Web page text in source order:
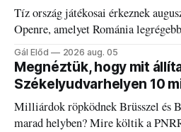
Tíz ország játékosai érkeznek
Openre, amelyet Románia
discgolfpályáján rendeznek meg.
Gál Előd 2026 aug. 05
Megnéztük, hogy mit
Székelyudvarhelyen 10
Milliárdok röpködnek Brüsszel és
marad helyben? Mire költik a